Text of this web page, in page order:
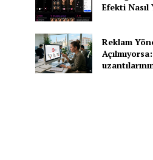
Efekti Nasıl
Reklam